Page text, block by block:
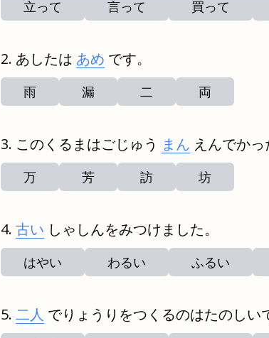
立って 言って 買って
あしたは あめ です。
雨 漏 二 両
このくるまはごじゅう まん えんでかっ
万 芳 訪 坊
古い しゃしんをみつけました。
はやい わるい ふるい
二人 でりょうりをつくるのはたのしい